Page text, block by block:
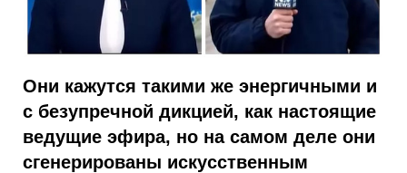
Они кажутся такими же энергичными и
с безупречной дикцией, как настоящие
ведущие эфира, но на самом деле они
сгенерированы искусственным